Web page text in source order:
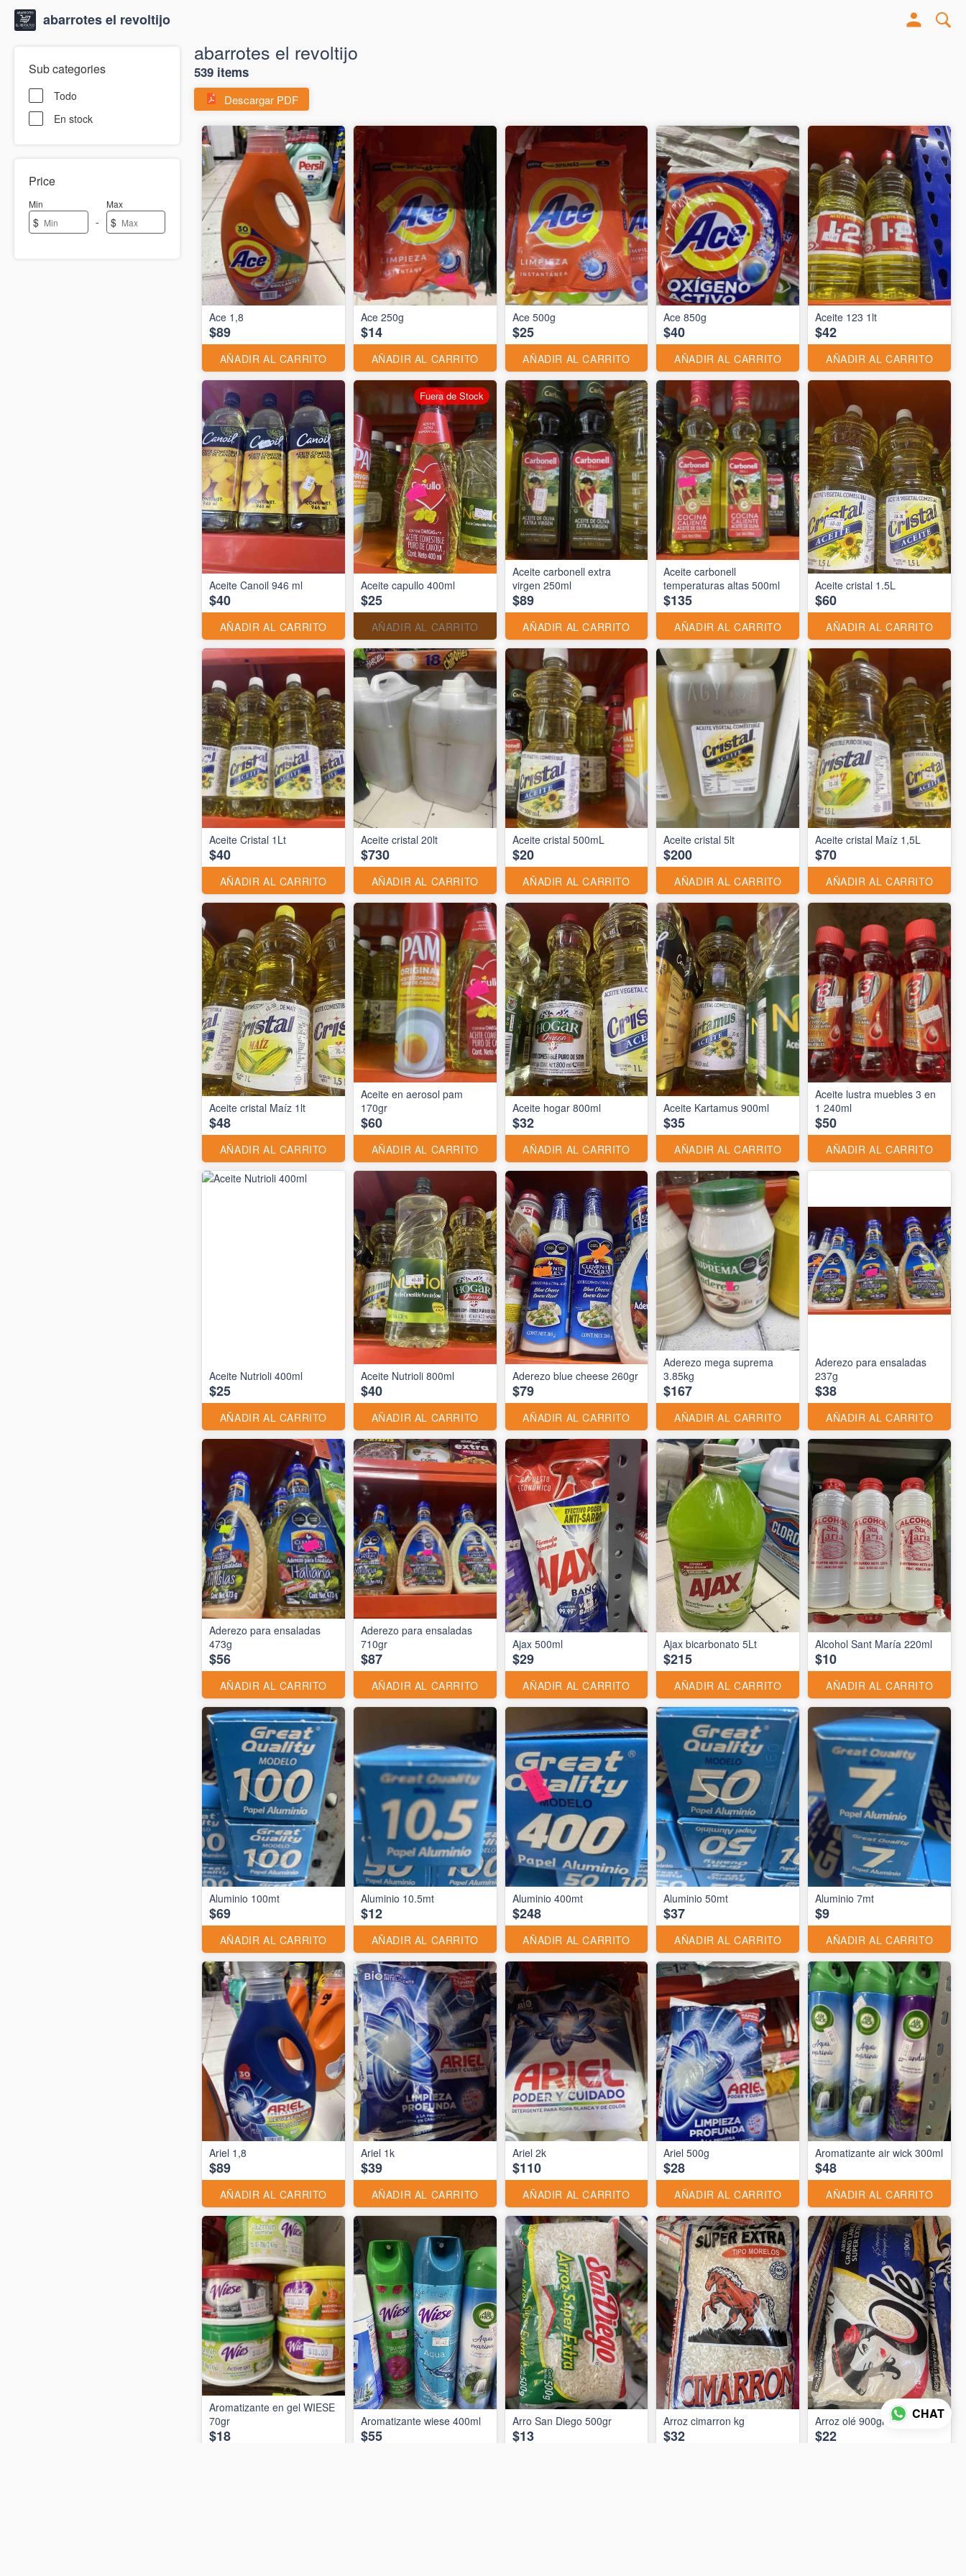
abarrotes el revoltijo
Sub categories
Todo
En stock
Price
Min
$ -
Max
$
abarrotes el revoltijo
539 items
Descargar PDF
Ace 1,8
$89
AÑADIR AL CARRITO
Ace 250g
$14
AÑADIR AL CARRITO
Ace 500g
$25
AÑADIR AL CARRITO
Ace 850g
$40
AÑADIR AL CARRITO
Aceite 123 1lt
$42
AÑADIR AL CARRITO
Aceite Canoil 946 ml
$40
AÑADIR AL CARRITO
Aceite capullo 400ml
$25
AÑADIR AL CARRITO
Fuera de Stock
Aceite carbonell extra
virgen 250ml
$89
AÑADIR AL CARRITO
Aceite carbonell
temperaturas altas 500ml
$135
AÑADIR AL CARRITO
Aceite cristal 1.5L
$60
AÑADIR AL CARRITO
Aceite Cristal 1Lt
$40
AÑADIR AL CARRITO
Aceite cristal 20lt
$730
AÑADIR AL CARRITO
Aceite cristal 500mL
$20
AÑADIR AL CARRITO
Aceite cristal 5lt
$200
AÑADIR AL CARRITO
Aceite cristal Maíz 1,5L
$70
AÑADIR AL CARRITO
Aceite cristal Maíz 1lt
$48
AÑADIR AL CARRITO
Aceite en aerosol pam
170gr
$60
AÑADIR AL CARRITO
Aceite hogar 800ml
$32
AÑADIR AL CARRITO
Aceite Kartamus 900ml
$35
AÑADIR AL CARRITO
Aceite lustra muebles 3 en
1 240ml
$50
AÑADIR AL CARRITO
Aceite Nutrioli 400ml
$25
AÑADIR AL CARRITO
Aceite Nutrioli 800ml
$40
AÑADIR AL CARRITO
Aderezo blue cheese 260gr
$79
AÑADIR AL CARRITO
Aderezo mega suprema
3.85kg
$167
AÑADIR AL CARRITO
Aderezo para ensaladas
237g
$38
AÑADIR AL CARRITO
Aderezo para ensaladas
473g
$56
AÑADIR AL CARRITO
Aderezo para ensaladas
710gr
$87
AÑADIR AL CARRITO
Ajax 500ml
$29
AÑADIR AL CARRITO
Ajax bicarbonato 5Lt
$215
AÑADIR AL CARRITO
Alcohol Sant María 220ml
$10
AÑADIR AL CARRITO
$69
AÑADIR AL CARRITO
Aluminio 10.5mt
$12
AÑADIR AL CARRITO
Aluminio 400mt
$248
AÑADIR AL CARRITO
Aluminio 50mt
$37
AÑADIR AL CARRITO
Aluminio 7mt
$9
AÑADIR AL CARRITO
Ariel 1,8
$89
AÑADIR AL CARRITO
Ariel 1k
$39
AÑADIR AL CARRITO
Ariel 2k
$110
AÑADIR AL CARRITO
Ariel 500g
$28
AÑADIR AL CARRITO
Aromatizante air wick 300ml
$48
AÑADIR AL CARRITO
Aromatizante en gel WIESE
70gr
$18
Aromatizante wiese 400ml
$55
Arro San Diego 500gr
$13
Arroz cimarron kg
$32
Arroz olé 900gr
$22
CHAT